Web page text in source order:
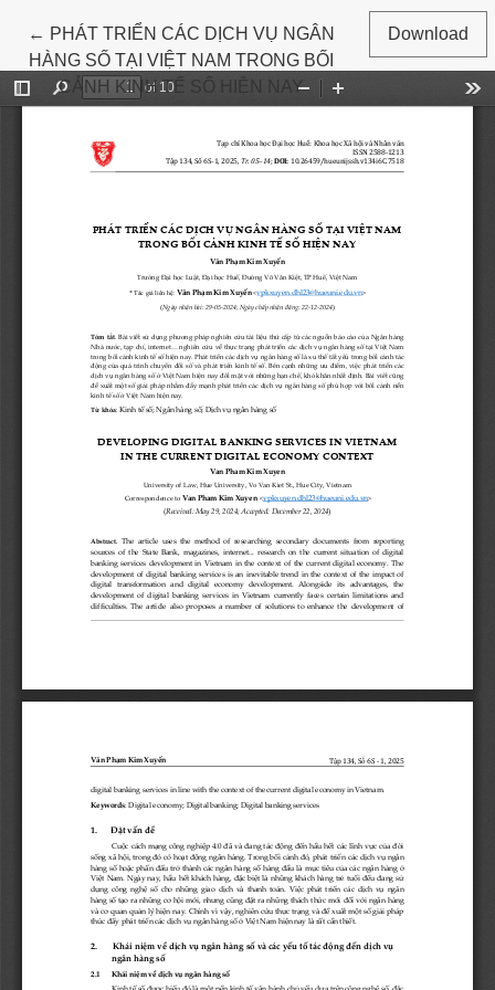
← Return to Article Details
PHÁT TRIỂN CÁC DỊCH VỤ NGÂN
HÀNG SỐ TẠI VIỆT NAM TRONG BỐI
CẢNH KINH TẾ SỐ HIỆN NAY
Download